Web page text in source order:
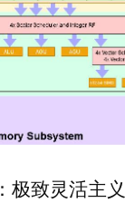
极致灵活主义